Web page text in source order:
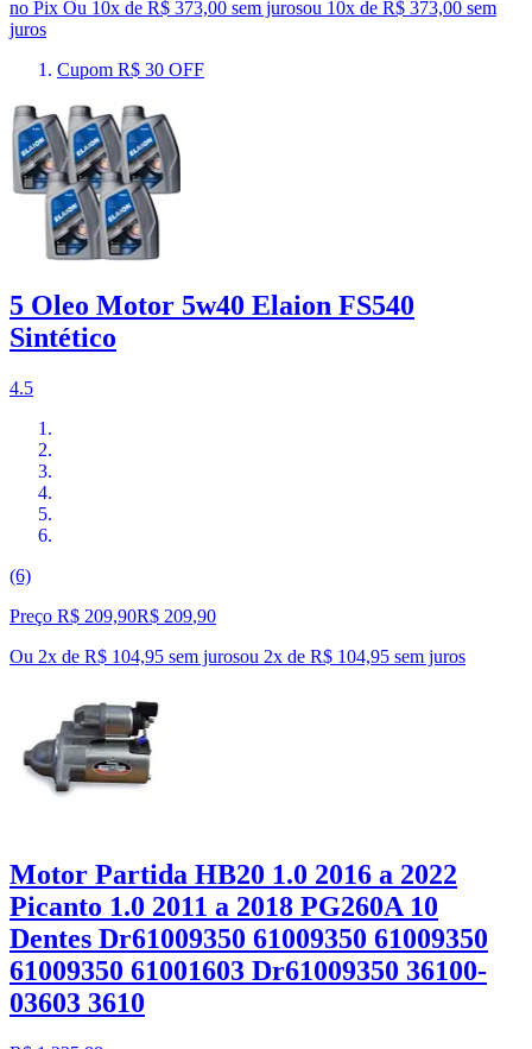
no Pix Ou 10x de R$ 373,00 sem jurosou 10x de R$ 373,00 sem
juros
Cupom R$ 30 OFF
5 Oleo Motor 5w40 Elaion FS540
Sintético
4.5
(6)
Preço R$ 209,90R$ 209,90
Ou 2x de R$ 104,95 sem jurosou 2x de R$ 104,95 sem juros
Motor Partida HB20 1.0 2016 a 2022
Picanto 1.0 2011 a 2018 PG260A 10
Dentes Dr61009350 61009350 61009350
61009350 61001603 Dr61009350 36100-
03603 3610